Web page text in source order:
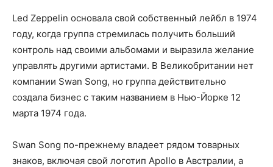
Led Zeppelin основала свой собственный лейбл в 1974
году, когда группа стремилась получить больший
контроль над своими альбомами и выразила желание
управлять другими артистами. В Великобритании нет
компании Swan Song, но группа действительно
создала бизнес с таким названием в Нью-Йорке 12
марта 1974 года.
Swan Song по-прежнему владеет рядом товарных
знаков, включая свой логотип Apollo в Австралии, а